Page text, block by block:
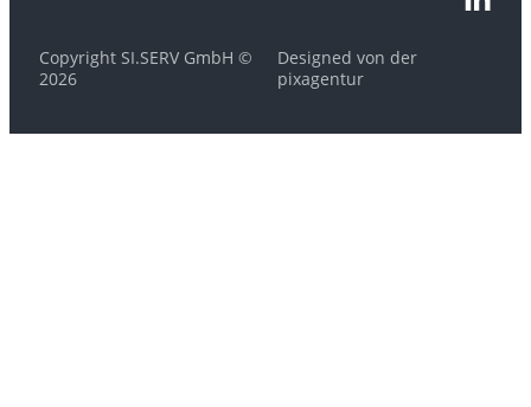
Copyright SI.SERV GmbH ©
2026
Designed von der
pixagentur